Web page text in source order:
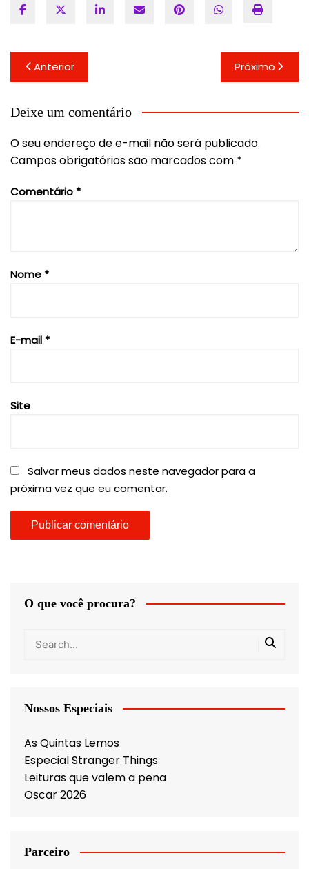
Navegação
de
Post
Anterior Próximo
Deixe um comentário
O seu endereço de e-mail não será publicado.
Campos obrigatórios são marcados com *
Comentário *
Nome *
E-mail *
Site
Salvar meus dados neste navegador para a
próxima vez que eu comentar.
O que você procura?
Nossos Especiais
As Quintas Lemos
Especial Stranger Things
Leituras que valem a pena
Oscar 2026
Parceiro